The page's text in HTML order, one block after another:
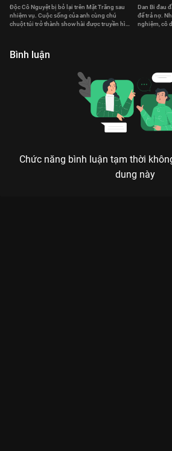
Độc Cô Nguyệt bị bỏ lại trên Mặt Trăng sau
nhiệm vụ. Cuộc sống của anh cùng chú
chuột túi trở thành show hài được truyền hình
Dan Bi đau
để trả nợ.
nghiệm, cô
Bình luận
Chức năng bình luận tạm thời
dung này